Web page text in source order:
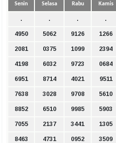
Senin Selasa Rabu Kamis
. . . .
4950 5062 9126 1266
2081 0375 1099 2394
4198 6032 9723 0684
6951 8714 4021 9511
7638 3028 9708 5610
8852 6510 9985 5903
7055 2137 3441 1305
8463 4731 0952 3509